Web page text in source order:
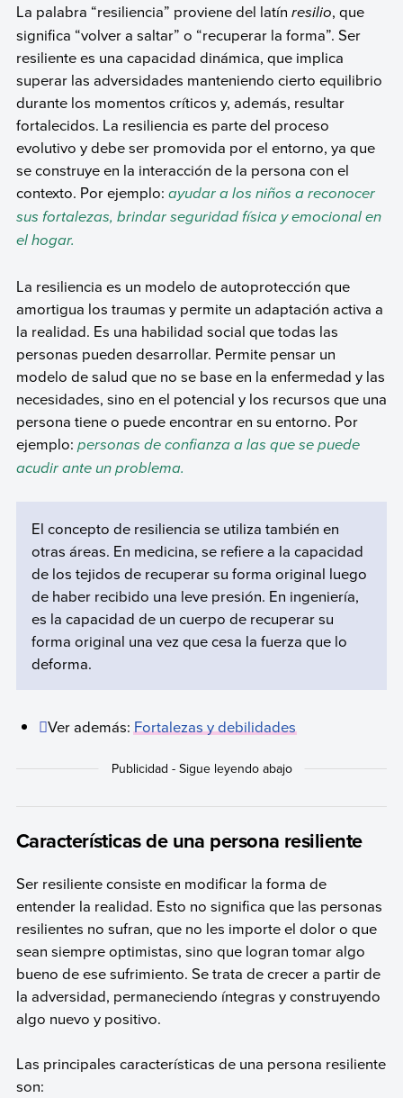
La palabra “resiliencia” proviene del latín resilio, que
significa “volver a saltar” o “recuperar la forma”. Ser
resiliente es una capacidad dinámica, que implica
superar las adversidades manteniendo cierto equilibrio
durante los momentos críticos y, además, resultar
fortalecidos. La resiliencia es parte del proceso
evolutivo y debe ser promovida por el entorno, ya que
se construye en la interacción de la persona con el
contexto. Por ejemplo: ayudar a los niños a reconocer
sus fortalezas, brindar seguridad física y emocional en
el hogar.
La resiliencia es un modelo de autoprotección que
amortigua los traumas y permite un adaptación activa a
la realidad. Es una habilidad social que todas las
personas pueden desarrollar. Permite pensar un
modelo de salud que no se base en la enfermedad y las
necesidades, sino en el potencial y los recursos que una
persona tiene o puede encontrar en su entorno. Por
ejemplo: personas de confianza a las que se puede
acudir ante un problema.
El concepto de resiliencia se utiliza también en
otras áreas. En medicina, se refiere a la capacidad
de los tejidos de recuperar su forma original luego
de haber recibido una leve presión. En ingeniería,
es la capacidad de un cuerpo de recuperar su
forma original una vez que cesa la fuerza que lo
deforma.
Ver además:Fortalezas y debilidades
Características de una persona resiliente
Ser resiliente consiste en modificar la forma de
entender la realidad. Esto no significa que las personas
resilientes no sufran, que no les importe el dolor o que
sean siempre optimistas, sino que logran tomar algo
bueno de ese sufrimiento. Se trata de crecer a partir de
la adversidad, permaneciendo íntegras y construyendo
algo nuevo y positivo.
Las principales características de una persona resiliente
son: